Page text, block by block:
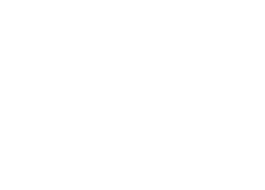
gemakkelijk aan de lussen van